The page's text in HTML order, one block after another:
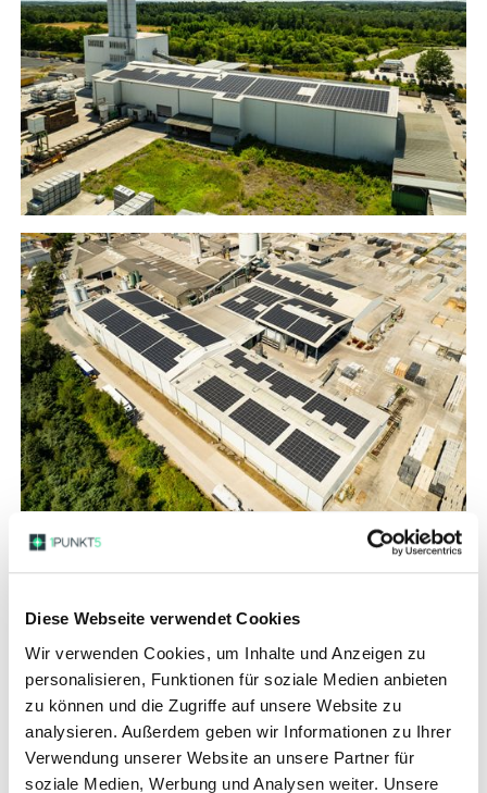
Diese Webseite verwendet Cookies
Wir verwenden Cookies, um Inhalte und Anzeigen zu
personalisieren, Funktionen für soziale Medien anbieten
zu können und die Zugriffe auf unsere Website zu
analysieren. Außerdem geben wir Informationen zu Ihrer
Verwendung unserer Website an unsere Partner für
soziale Medien, Werbung und Analysen weiter. Unsere
1,2 MWp Solarleistung
18 % Autarkiegrad
580 Tonnen CO₂-Einsparung im Jahr
Es sind beeindruckende Dimensionen, die